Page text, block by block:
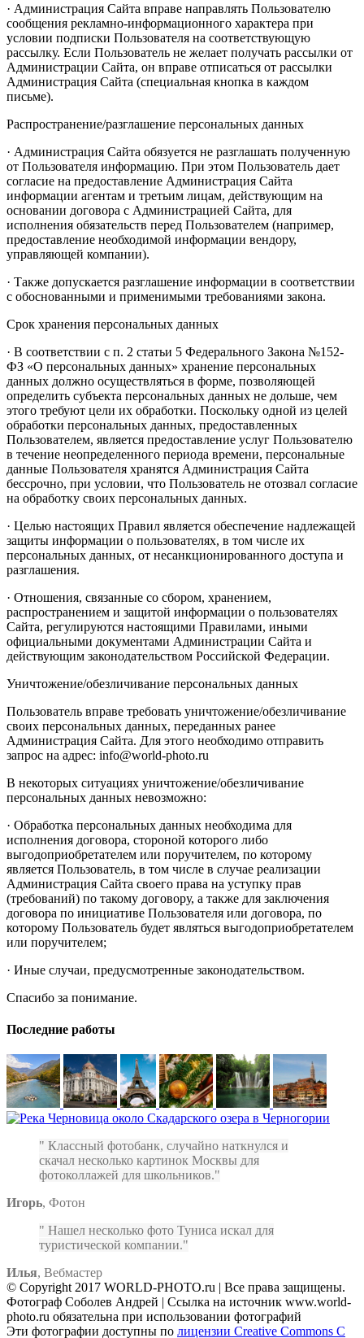
· Администрация Сайта вправе направлять Пользователю
сообщения рекламно-информационного характера при
условии подписки Пользователя на соответствующую
рассылку. Если Пользователь не желает получать рассылки от
Администрации Сайта, он вправе отписаться от рассылки
Администрация Сайта (специальная кнопка в каждом
письме).
Распространение/разглашение персональных данных
· Администрация Сайта обязуется не разглашать полученную
от Пользователя информацию. При этом Пользователь дает
согласие на предоставление Администрация Сайта
информации агентам и третьим лицам, действующим на
основании договора с Администрацией Сайта, для
исполнения обязательств перед Пользователем (например,
предоставление необходимой информации вендору,
управляющей компании).
· Также допускается разглашение информации в соответствии
с обоснованными и применимыми требованиями закона.
Срок хранения персональных данных
· В соответствии с п. 2 статьи 5 Федерального Закона №152-
ФЗ «О персональных данных» хранение персональных
данных должно осуществляться в форме, позволяющей
определить субъекта персональных данных не дольше, чем
этого требуют цели их обработки. Поскольку одной из целей
обработки персональных данных, предоставленных
Пользователем, является предоставление услуг Пользователю
в течение неопределенного периода времени, персональные
данные Пользователя хранятся Администрация Сайта
бессрочно, при условии, что Пользователь не отозвал согласие
на обработку своих персональных данных.
· Целью настоящих Правил является обеспечение надлежащей
защиты информации о пользователях, в том числе их
персональных данных, от несанкционированного доступа и
разглашения.
· Отношения, связанные со сбором, хранением,
распространением и защитой информации о пользователях
Сайта, регулируются настоящими Правилами, иными
официальными документами Администрации Сайта и
действующим законодательством Российской Федерации.
Уничтожение/обезличивание персональных данных
Пользователь вправе требовать уничтожение/обезличивание
своих персональных данных, переданных ранее
Администрация Сайта. Для этого необходимо отправить
запрос на адрес: info@world-photo.ru
В некоторых ситуациях уничтожение/обезличивание
персональных данных невозможно:
· Обработка персональных данных необходима для
исполнения договора, стороной которого либо
выгодоприобретателем или поручителем, по которому
является Пользователь, в том числе в случае реализации
Администрация Сайта своего права на уступку прав
(требований) по такому договору, а также для заключения
договора по инициативе Пользователя или договора, по
которому Пользователь будет являться выгодоприобретателем
или поручителем;
· Иные случаи, предусмотренные законодательством.
Спасибо за понимание.
Последние работы
Классный фотобанк, случайно наткнулся и
скачал несколько картинок Москвы для
фотоколлажей для школьников.
Игорь, Фотон
Нашел несколько фото Туниса искал для
туристической компании.
Илья, Вебмастер
© Copyright 2017 WORLD-PHOTO.ru | Все права защищены.
Фотограф Соболев Андрей | Ссылка на источник www.world-
photo.ru обязательна при использовании фотографий
Эти фотографии доступны по лицензии Creative Commons С